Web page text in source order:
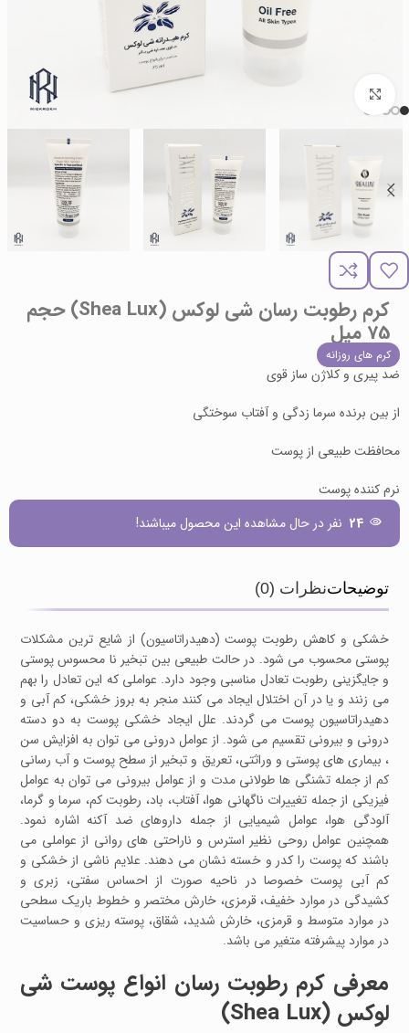
کرم رطوبت رسان شی لوکس (Shea Lux) حجم
75 میل
کرم های روزانه
ضد پیری و کلاژن ساز قوی
از بین برنده سرما زدگی و آفتاب سوختگی
محافظت طبیعی از پوست
نرم کننده پوست
24 نفر در حال مشاهده این محصول میباشند!
توضیحاتنظرات (0)
خشکی و کاهش رطوبت پوست (دهیدراتاسیون) از شایع ترین مشکلات
پوستی محسوب می شود. در حالت طبیعی بین تبخیر نا محسوس پوستی
و جایگزینی رطوبت تعادل مناسبی وجود دارد. عواملی که این تعادل را بهم
می زنند و یا در آن اختلال ایجاد می کنند منجر به بروز خشکی، کم آبی و
دهیدراتاسیون پوست می گردند. علل ایجاد خشکی پوست به دو دسته
درونی و بیرونی تقسیم می شود. از عوامل درونی می توان به افزایش سن
، بیماری های پوستی و وراثتی، تعریق و تبخیر از سطح پوست و آب رسانی
کم از جمله تشنگی ها طولانی مدت و از عوامل بیرونی می توان به عوامل
فیزیکی از جمله تغییرات ناگهانی هوا، آفتاب، باد، رطوبت کم، سرما و گرما،
آلودگی هوا، عوامل شیمیایی از جمله داروهای ضد آکنه اشاره نمود.
همچنین عوامل روحی نظیر استرس و ناراحتی های روانی از عواملی می
باشند که پوست را کدر و خسته نشان می دهند. علایم ناشی از خشکی و
کم آبی پوست خصوصا در ناحیه صورت از احساس سفتی، زبری و
کشیدگی در موارد خفیف، قرمزی، خارش مختصر و خطوط باریک سطحی
در موارد متوسط و قرمزی، خارش شدید، شقاق، پوسته ریزی و حساسیت
در موارد پیشرفته متغیر می باشد.
معرفی کرم رطوبت رسان انواع پوست شی
لوکس (Shea Lux)